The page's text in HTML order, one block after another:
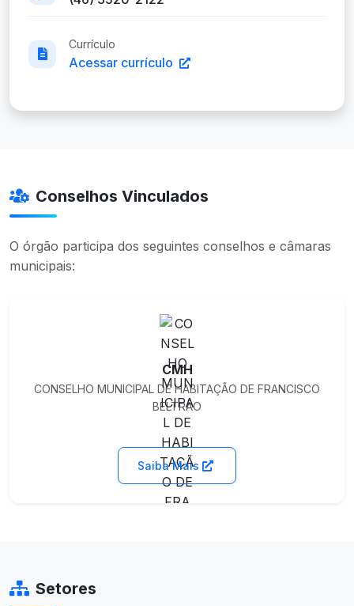
Currículo
Acessar currículo
Conselhos Vinculados
O órgão participa dos seguintes conselhos e câmaras
municipais:
CMH
CONSELHO MUNICIPAL DE HABITAÇÃO DE FRANCISCO
BELTRÃO
Saiba Mais
Setores